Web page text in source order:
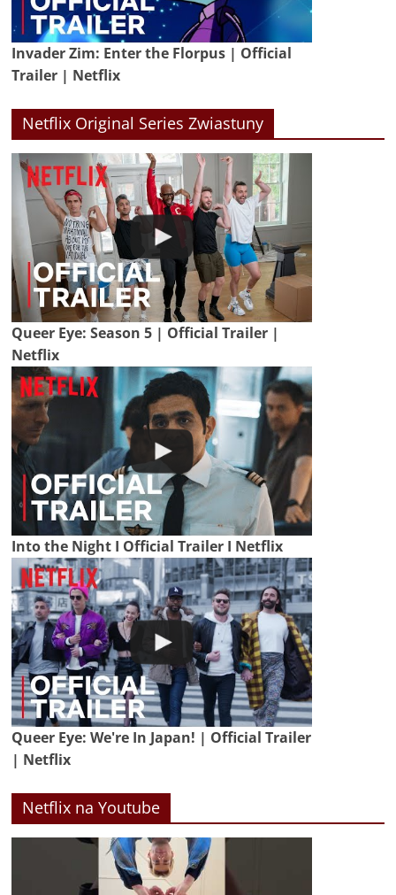
Invader Zim: Enter the Florpus | Official
Trailer | Netflix
Netflix Original Series Zwiastuny
Queer Eye: Season 5 | Official Trailer |
Netflix
Into the Night I Official Trailer I Netflix
Queer Eye: We're In Japan! | Official Trailer
| Netflix
Netflix na Youtube